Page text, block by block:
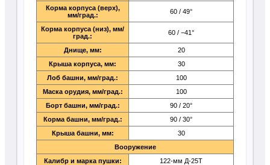
Корма корпуса (верх),
мм/град.:
60 / 49°
Корма корпуса (низ), мм/
град.:
60 / −41°
Днище, мм:
20
Крыша корпуса, мм:
30
Лоб башни, мм/град.:
100
Маска орудия, мм/град.:
100
Борт башни, мм/град.:
90 / 20°
Корма башни, мм/град.:
90 / 30°
Крыша башни, мм:
30
Вооружение
Калибр и марка пушки:
122-мм Д-25Т